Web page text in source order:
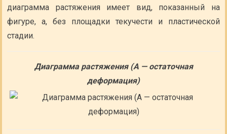
диаграмма растяжения имеет вид, показанный на
фигуре, а, без площадки текучести и пластической
стадии.
Диаграмма растяжения (А — остаточная
деформация)